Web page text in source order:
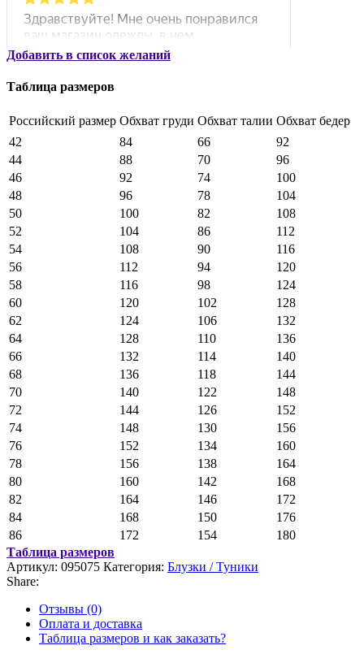
Добавить в список желаний
Таблица размеров
Российский размер Обхват груди Обхват талии Обхват бедер
42
84 66
92
44
88 70
96
46
92 74
100
48
96 78
104
50
100 82
108
52
104 86
112
54
108 90
116
56
112 94
120
58
116 98
124
60
120 102
128
62
124 106
132
64
128 110
136
66
132 114
140
68
136 118
144
70
140 122
148
72
144 126
152
74
148 130
156
76
152 134
160
78
156 138
164
80
160 142
168
82
164 146
172
84
168 150
176
86
172 154
180
Таблица размеров
Артикул: 095075 Категория: Блузки / Туники
Share:
Отзывы (0)
Оплата и доставка
Таблица размеров и как заказать?